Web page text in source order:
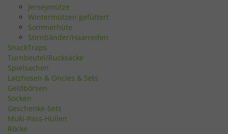
Jerseymütze
Wintermützen gefüttert
Sommerhüte
Stirnbänder/Haarreifen
SnackTraps
Turnbeutel/Rucksäcke
Spielsachen
Latzhosen & Oncies & Sets
Geldbörsen
Socken
Geschenke-Sets
Muki-Pass-Hüllen
Röcke